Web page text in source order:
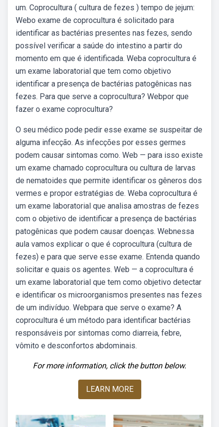
um. Coprocultura ( cultura de fezes ) tempo de jejum:
Webo exame de coprocultura é solicitado para
identificar as bactérias presentes nas fezes, sendo
possível verificar a saúde do intestino a partir do
momento em que é identificada. Weba coprocultura é
um exame laboratorial que tem como objetivo
identificar a presença de bactérias patogênicas nas
fezes. Para que serve a coprocultura? Webpor que
fazer o exame coprocultura?
O seu médico pode pedir esse exame se suspeitar de
alguma infecção. As infecções por esses germes
podem causar sintomas como. Web — para isso existe
um exame chamado coprocultura ou cultura de larvas
de nematoides que permite identificar os gêneros dos
vermes e propor estratégias de. Weba coprocultura é
um exame laboratorial que analisa amostras de fezes
com o objetivo de identificar a presença de bactérias
patogênicas que podem causar doenças. Webnessa
aula vamos explicar o que é coprocultura (cultura de
fezes) e para que serve esse exame. Entenda quando
solicitar e quais os agentes. Web — a coprocultura é
um exame laboratorial que tem como objetivo detectar
e identificar os microorganismos presentes nas fezes
de um indivíduo. Webpara que serve o exame? A
coprocultura é um método para identificar bactérias
responsáveis por sintomas como diarreia, febre,
vômito e desconfortos abdominais.
For more information, click the button below.
LEARN MORE